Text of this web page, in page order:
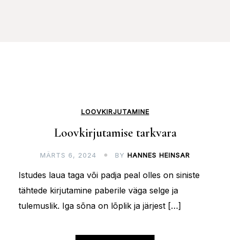
LOOVKIRJUTAMINE
Loovkirjutamise tarkvara
MÄRTS 6, 2024 BY HANNES HEINSAR
Istudes laua taga või padja peal olles on siniste
tähtede kirjutamine paberile väga selge ja
tulemuslik. Iga sõna on lõplik ja järjest […]